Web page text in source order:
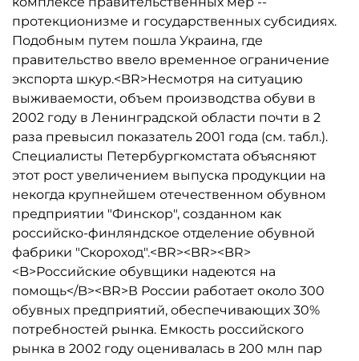
протекционизме и государственных субсидиях.
Подобным путем пошла Украина, где
правительство ввело временное ограничение
экспорта шкур.<BR>Несмотря на ситуацию
выживаемости, объем производства обуви в
2002 году в Ленинградской области почти в 2
раза превысил показатель 2001 года (см. табл.).
Специалисты Петербургкомстата объясняют
этот рост увеличением выпуска продукции на
некогда крупнейшем отечественном обувном
предприятии "Финскор", созданном как
российско-финляндское отделение обувной
фабрики "Скороход".<BR><BR><BR>
<B>Российские обувщики надеются на
помощь</B><BR>В России работает около 300
обувных предприятий, обеспечивающих 30%
потребностей рынка. Емкость российского
рынка в 2002 году оценивалась в 200 млн пар